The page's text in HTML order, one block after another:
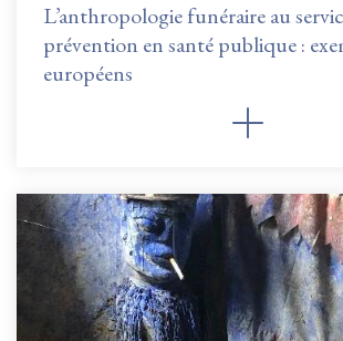
L’anthropologie funéraire au
prévention en santé publique :
européens